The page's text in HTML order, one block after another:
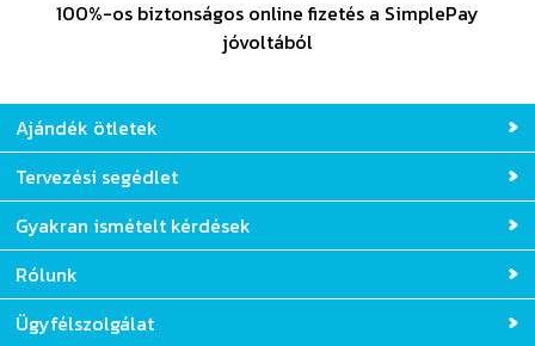
jóvoltából
Ajándék ötletek
Tervezési segédlet
Gyakran ismételt kérdések
Rólunk
Ügyfélszolgálat